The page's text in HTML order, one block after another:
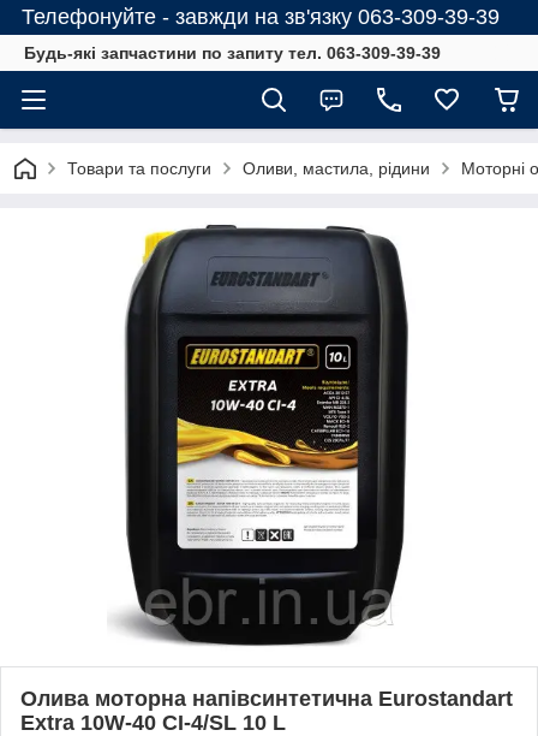
Телефонуйте - завжди на зв'язку 063-309-39-39
Будь-які запчастини по запиту тел. 063-309-39-39
Товари та послуги Оливи, мастила, рідини Моторні
Олива моторна напівсинтетична Eurostandart
Extra 10W-40 CI-4/SL 10 L